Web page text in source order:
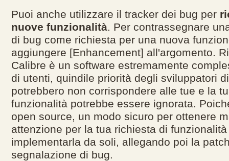
Puoi anche utilizzare il tracker dei bug per
nuove funzionalità . Per contrassegnare
di bug come richiesta per una nuova
aggiungere [Enhancement] all'argomento.
Calibre è un software estremamente
di utenti, quindile priorità degli sviluppatori
potrebbero non corrispondere alle tue e la
funzionalità potrebbe essere ignorata.
open source, un modo sicuro per ottenere
attenzione per la tua richiesta di
implementarla da soli, allegando poi la
segnalazione di bug.